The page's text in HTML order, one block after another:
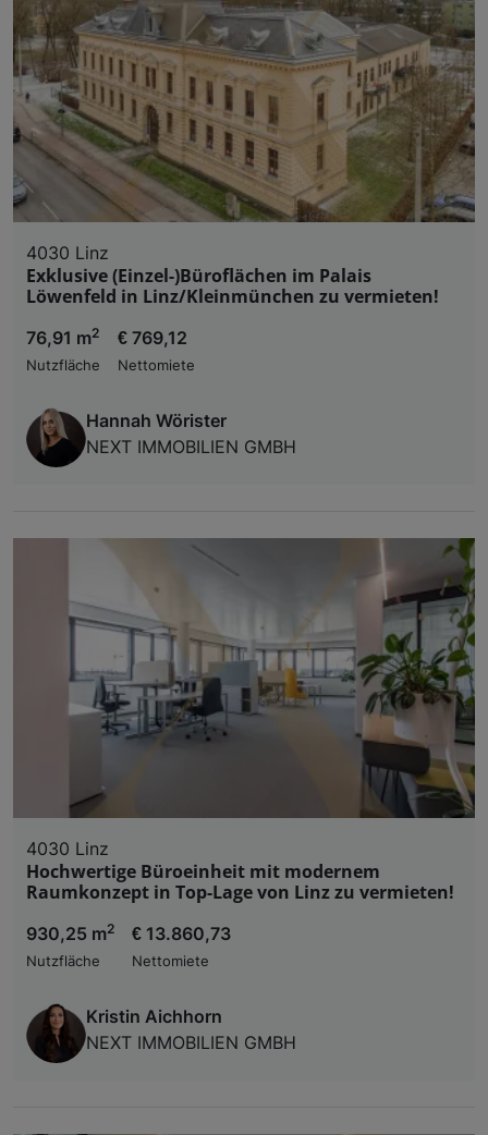
4030 Linz
Exklusive (Einzel-)Büroflächen im Palais
Löwenfeld in Linz/Kleinmünchen zu vermieten!
76,91 m2
Nutzfläche
€ 769,12
Nettomiete
Hannah Wörister
NEXT IMMOBILIEN GMBH
4030 Linz
Hochwertige Büroeinheit mit modernem
Raumkonzept in Top-Lage von Linz zu vermieten!
930,25 m2
Nutzfläche
€ 13.860,73
Nettomiete
Kristin Aichhorn
NEXT IMMOBILIEN GMBH
und der Performance von Inhalten,
Liste der Partner (Lieferanten)